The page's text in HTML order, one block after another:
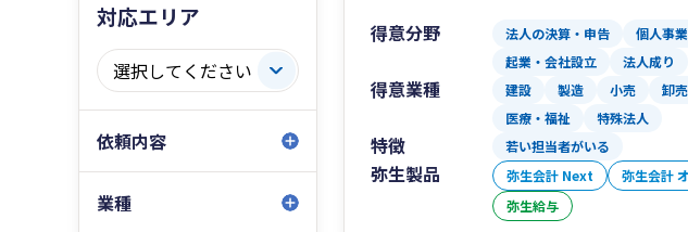
対応エリア
依頼内容
業種
得意分野 法人の決算・申告 個人事
起業・会社設立
法人成り
得意業種 建設 製造 小売 卸売
医療・福祉
特殊法人
特徴 若い担当者がいる
弥生製品 弥生会計 Next 弥生会計
弥生給与